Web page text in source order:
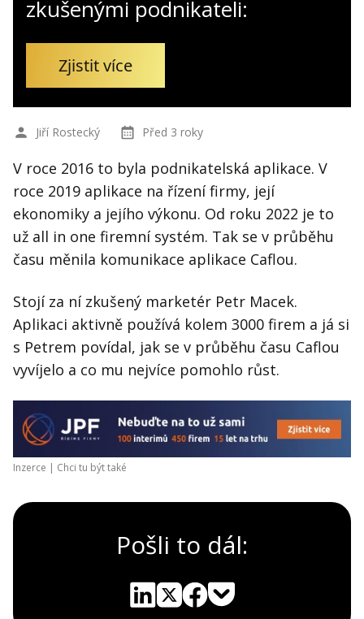
zkušenými podnikateli:
Zjistit více
Jiří Rostecký Před 3 roky
V roce 2016 to byla podnikatelská aplikace. V
roce 2019 aplikace na řízení firmy, její
ekonomiky a jejího výkonu. Od roku 2022 je to
už all in one firemní systém. Tak se v průběhu
času měnila komunikace aplikace Caflou.
Stojí za ní zkušený marketér Petr Macek.
Aplikaci aktivně používá kolem 3000 firem a já si
s Petrem povídal, jak se v průběhu času Caflou
vyvíjelo a co mu nejvíce pomohlo růst.
Inzerce | Chci tu být také
Pošli to dál: